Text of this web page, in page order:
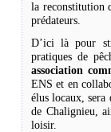
la reconstitution
prédateurs.
D’ici là pour
pratiques de
association
ENS et en
élus locaux,
de Chalignieu,
loisir.